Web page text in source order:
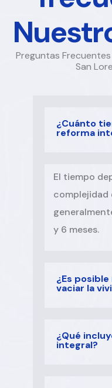
Preguntas
San
¿Cuánto
reforma
El tiempo
complejidad
y 6 meses.
¿Es
vaciar la
¿Qué
integral?